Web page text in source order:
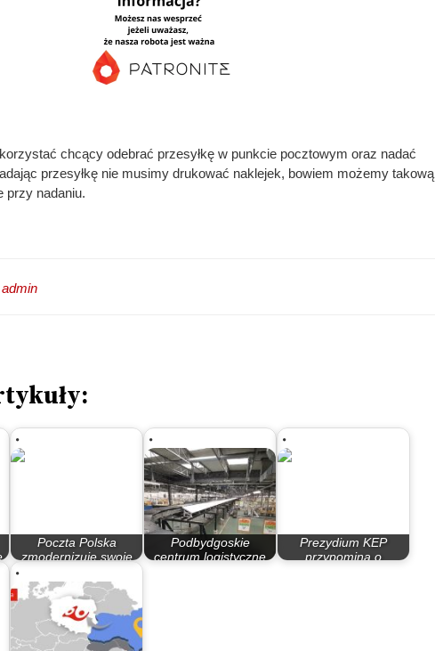
chcący odebrać przesyłkę w punkcie pocztowym oraz nadać
przesyłkę nie musimy drukować naklejek, bowiem możemy takową
przy nadaniu.
admin
Poczta Polska
zmodernizuje swoje
Podbydgoskie
centrum logistyczne
Prezydium KEP
przypomina o